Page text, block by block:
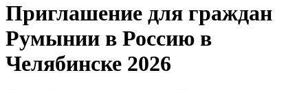
Приглашение для граждан
Румынии в Россию в
Челябинске 2026